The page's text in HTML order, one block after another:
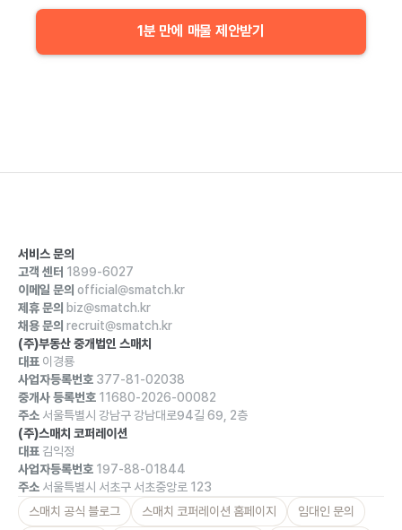
1분 만에 매물 제안받기
서비스 문의
고객 센터 1899-6027
이메일 문의 official@smatch.kr
제휴 문의 biz@smatch.kr
채용 문의 recruit@smatch.kr
(주)부동산 중개법인 스매치
대표 이경룡
사업자등록번호 377-81-02038
중개사 등록번호 11680-2026-00082
주소 서울특별시 강남구 강남대로94길 69, 2층
(주)스매치 코퍼레이션
대표 김익정
사업자등록번호 197-88-01844
주소 서울특별시 서초구 서초중앙로 123
스매치 공식 블로그
스매치 코퍼레이션 홈페이지 임대인 문의